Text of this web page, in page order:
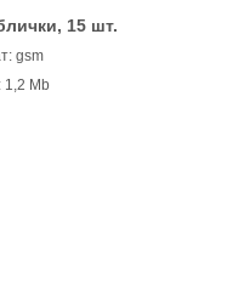
15 шт.
gsm
1,2 Mb